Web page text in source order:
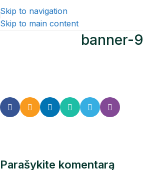
Skip to navigation
Skip to main content
banner-9
Parašykite komentarą